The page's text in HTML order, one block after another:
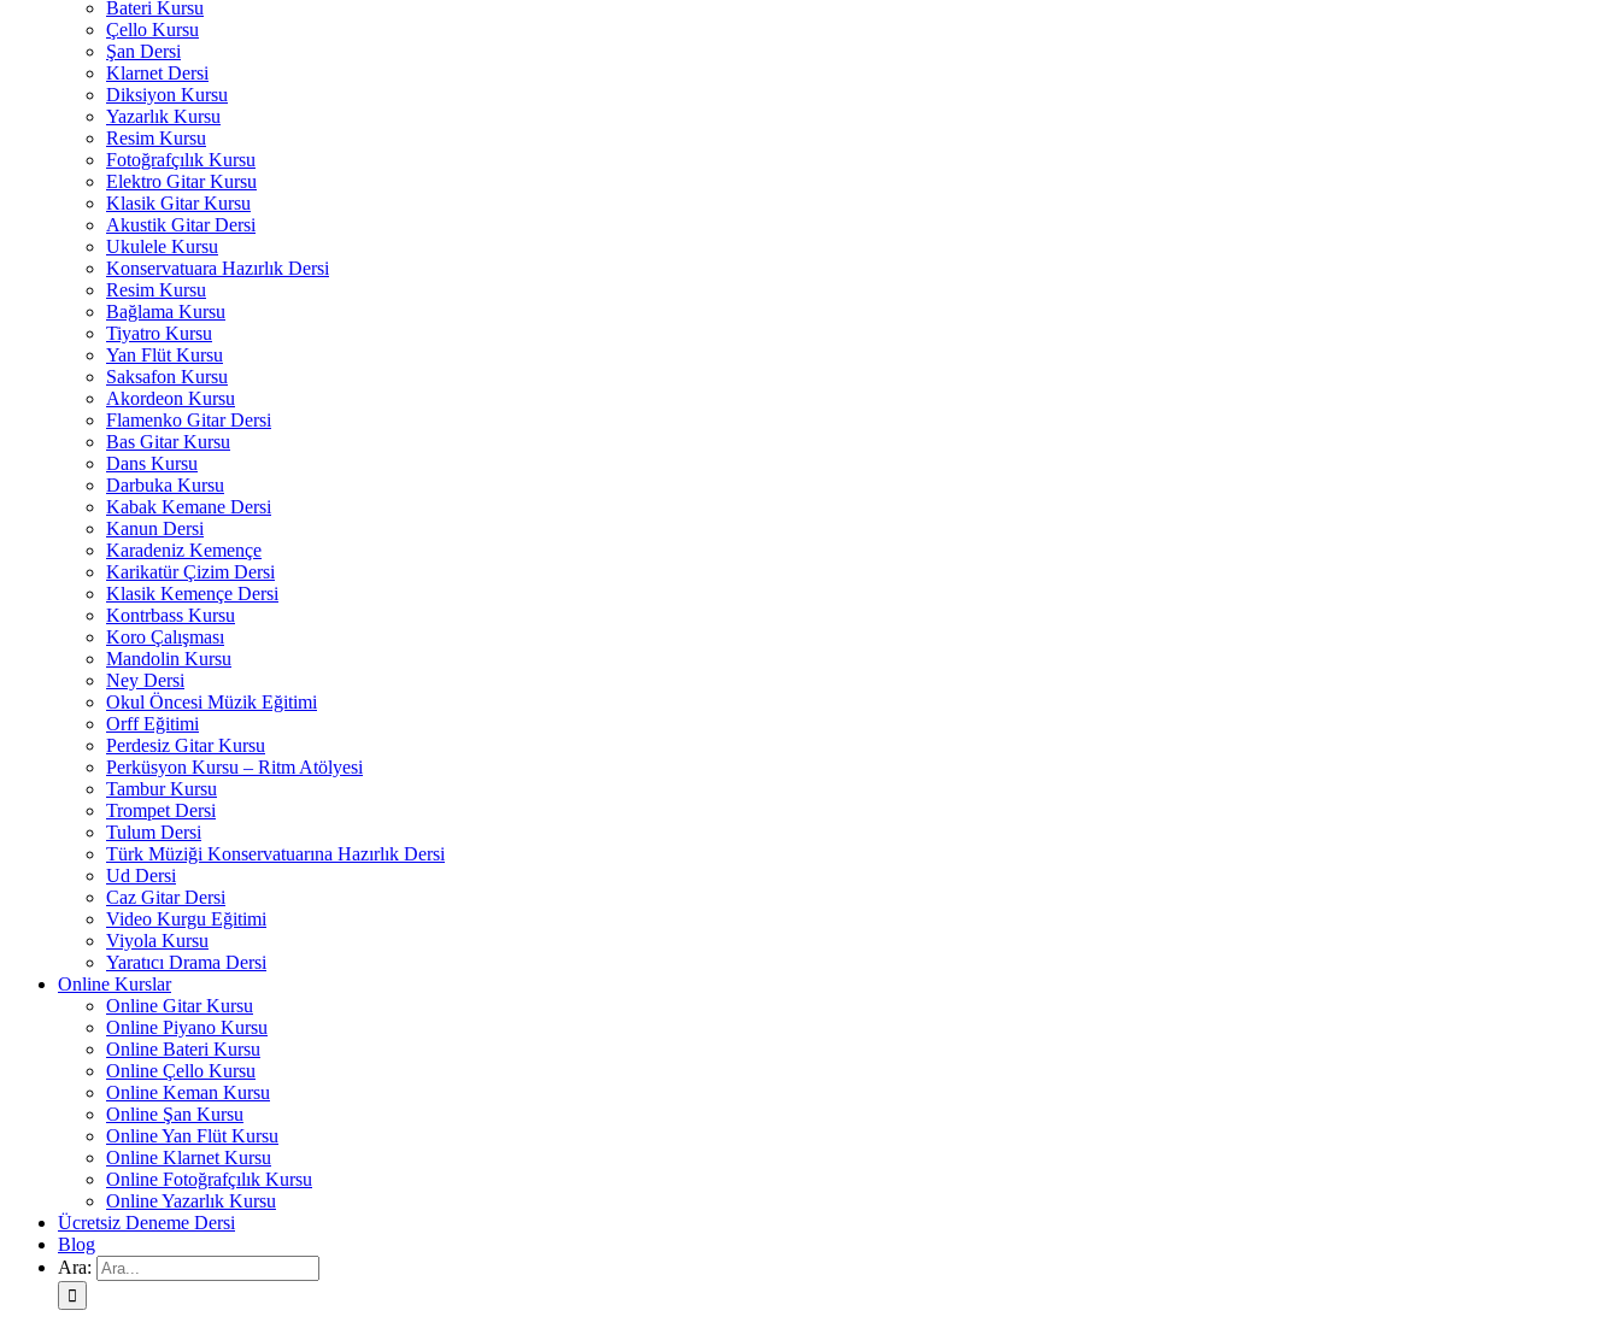
Bateri Kursu
Çello Kursu
Şan Dersi
Klarnet Dersi
Diksiyon Kursu
Yazarlık Kursu
Resim Kursu
Fotoğrafçılık Kursu
Elektro Gitar Kursu
Klasik Gitar Kursu
Akustik Gitar Dersi
Ukulele Kursu
Konservatuara Hazırlık Dersi
Resim Kursu
Bağlama Kursu
Tiyatro Kursu
Yan Flüt Kursu
Saksafon Kursu
Akordeon Kursu
Flamenko Gitar Dersi
Bas Gitar Kursu
Dans Kursu
Darbuka Kursu
Kabak Kemane Dersi
Kanun Dersi
Karadeniz Kemençe
Karikatür Çizim Dersi
Klasik Kemençe Dersi
Kontrbass Kursu
Koro Çalışması
Mandolin Kursu
Ney Dersi
Okul Öncesi Müzik Eğitimi
Orff Eğitimi
Perdesiz Gitar Kursu
Perküsyon Kursu – Ritm Atölyesi
Tambur Kursu
Trompet Dersi
Tulum Dersi
Türk Müziği Konservatuarına Hazırlık Dersi
Ud Dersi
Caz Gitar Dersi
Video Kurgu Eğitimi
Viyola Kursu
Yaratıcı Drama Dersi
Online Kurslar
Online Gitar Kursu
Online Piyano Kursu
Online Bateri Kursu
Online Çello Kursu
Online Keman Kursu
Online Şan Kursu
Online Yan Flüt Kursu
Online Klarnet Kursu
Online Fotoğrafçılık Kursu
Online Yazarlık Kursu
Ücretsiz Deneme Dersi
Blog
Ara: